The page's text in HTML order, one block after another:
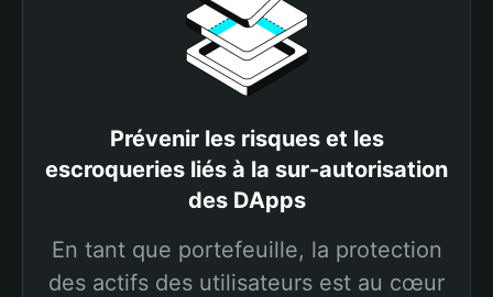
Prévenir les risques et les
escroqueries liés à la sur-autorisation
des DApps
En tant que portefeuille, la protection
des actifs des utilisateurs est au cœur